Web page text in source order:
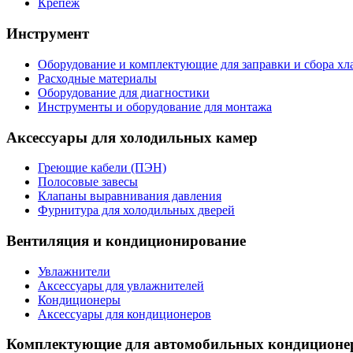
Крепеж
Инструмент
Оборудование и комплектующие для заправки и сбора
Расходные материалы
Оборудование для диагностики
Инструменты и оборудование для монтажа
Аксессуары для холодильных камер
Греющие кабели (ПЭН)
Полосовые завесы
Клапаны выравнивания давления
Фурнитура для холодильных дверей
Вентиляция и кондиционирование
Увлажнители
Аксессуары для увлажнителей
Кондиционеры
Аксессуары для кондиционеров
Комплектующие для автомобильных